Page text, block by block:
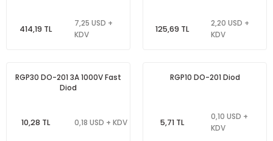
414,19 TL
7,25 USD +
KDV
125,69 TL
2,20 USD +
KDV
RGP30 DO-201 3A 1000V Fast
Diod
10,28 TL 0,18 USD + KDV
RGP10 DO-201 Diod
5,71 TL
0,10 USD +
KDV